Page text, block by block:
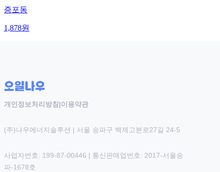
증포동
1,878원
개인정보처리방침 |이용약관
(주)나우에너지솔루션 | 서울 송파구 백제고분로27길 24-5
사업자번호: 199-87-00446 | 통신판매업번호: 2017-서울송
파-1678호